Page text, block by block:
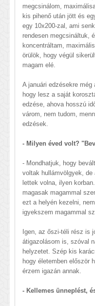
megcsinálom,
kis pihenő után jött és
egy 10x200-zal, ami
rendesen megcsináltuk,
koncentráltam,
örülök, hogy végül
magam elé.
A januári edzésekre
hogy lesz a saját
edzése, ahova hosszú
várom, nem tudom,
edzések.
- Milyen éved volt?
- Mondhatjuk, hogy
voltak hullámvölgyek, de
lettek volna, ilyen
magasak magammal
ezt a helyén kezelni,
igyekszem magammal
Igen, az őszi-téli rész is
átigazolásom is, szóval
helyzetet. Szép kis
hogy életemben először
érzem igazán annak.
- Kellemes ünneplést,